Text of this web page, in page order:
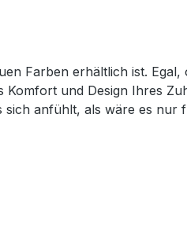
Farben erhältlich ist.
und Design Ihres
anfühlt, als wäre es nur